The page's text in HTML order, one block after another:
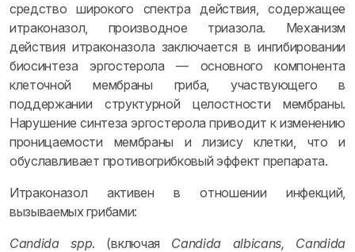
средство широкого спектра действия, содержащее
итраконазол, производное триазола. Механизм
действия итраконазола заключается в ингибировании
биосинтеза эргостерола — основного компонента
клеточной мембраны гриба, участвующего в
поддержании структурной целостности мембраны.
Нарушение синтеза эргостерола приводит к изменению
проницаемости мембраны и лизису клетки, что и
обуславливает противогрибковый эффект препарата.
Итраконазол активен в отношении инфекций,
вызываемых грибами:
Candida spp. (включая Candida albicans, Candida